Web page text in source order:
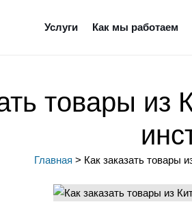
Услуги Как мы работаем
товары из
Главная > Как заказать товары